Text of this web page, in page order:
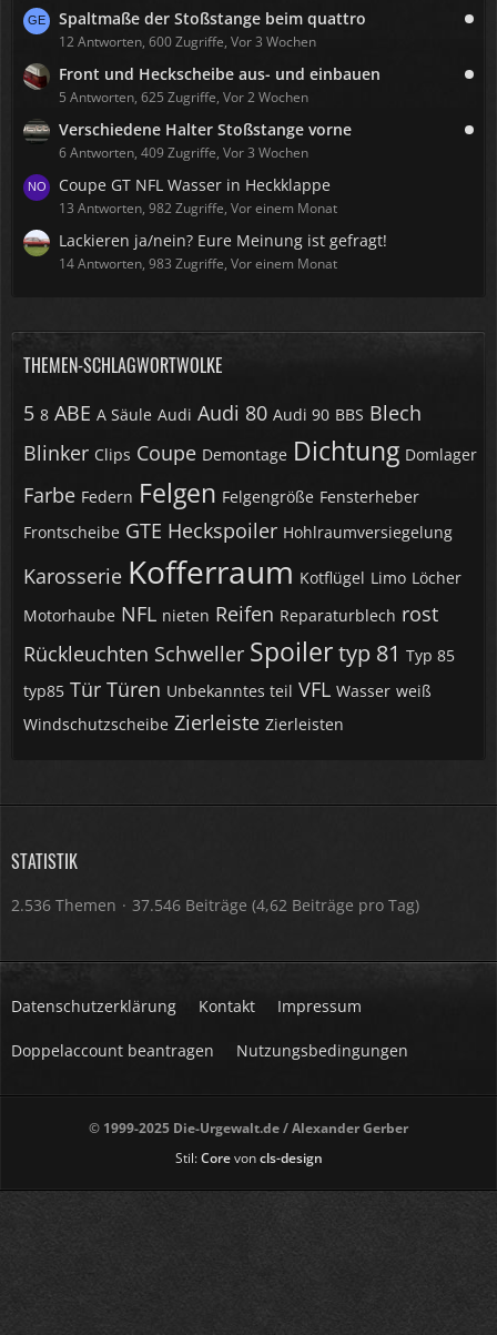
Spaltmaße der Stoßstange beim quattro
12 Antworten, 600 Zugriffe, Vor 3 Wochen
Front und Heckscheibe aus- und einbauen
5 Antworten, 625 Zugriffe, Vor 2 Wochen
Verschiedene Halter Stoßstange vorne
6 Antworten, 409 Zugriffe, Vor 3 Wochen
Coupe GT NFL Wasser in Heckklappe
13 Antworten, 982 Zugriffe, Vor einem Monat
Lackieren ja/nein? Eure Meinung ist gefragt!
14 Antworten, 983 Zugriffe, Vor einem Monat
THEMEN-SCHLAGWORTWOLKE
5 8 ABE A Säule Audi Audi 80 Audi 90 BBS Blech
Blinker Clips Coupe Demontage Dichtung Domlager
Farbe Federn Felgen Felgengröße Fensterheber
Frontscheibe GTE Heckspoiler Hohlraumversiegelung
Karosserie Kofferraum Kotflügel Limo Löcher
Motorhaube NFL nieten Reifen Reparaturblech rost
Rückleuchten Schweller Spoilertyp 81 Typ 85
typ85 Tür Türen Unbekanntes teil VFL Wasser weiß
Windschutzscheibe Zierleiste Zierleisten
STATISTIK
2.536 Themen 37.546 Beiträge (4,62 Beiträge pro Tag)
Datenschutzerklärung Kontakt Impressum
Doppelaccount beantragen Nutzungsbedingungen
© 1999-2025 Die-Urgewalt.de / Alexander Gerber
Stil:Corevoncls-design